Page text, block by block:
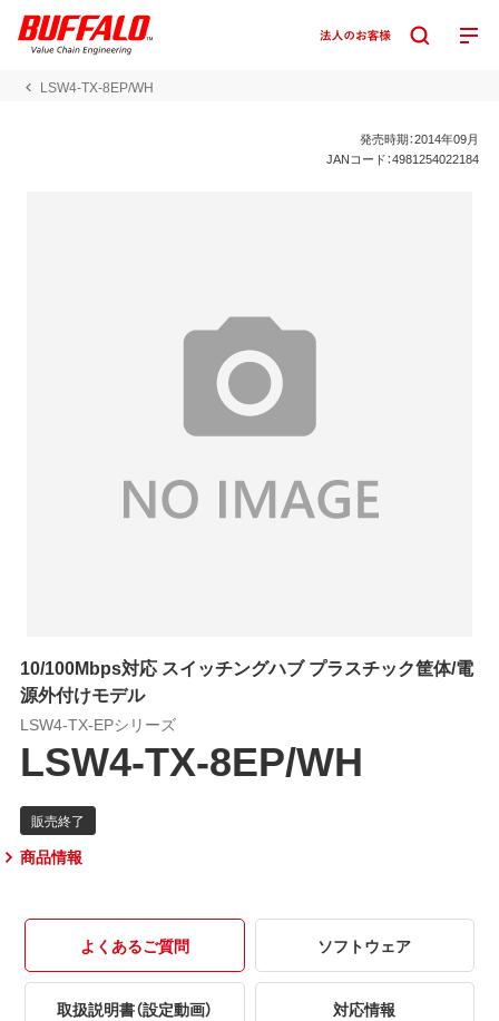
LSW4-TX-8EP/WH
発売時期：2014年09月
JANコード：4981254022184
10/100Mbps対応 スイッチングハブ プラスチック筐体/電
源外付けモデル
LSW4-TX-EPシリーズ
LSW4-TX-8EP/WH
商品情報
よくあるご質問 ソフトウェア
取扱説明書（設定動画） 対応情報